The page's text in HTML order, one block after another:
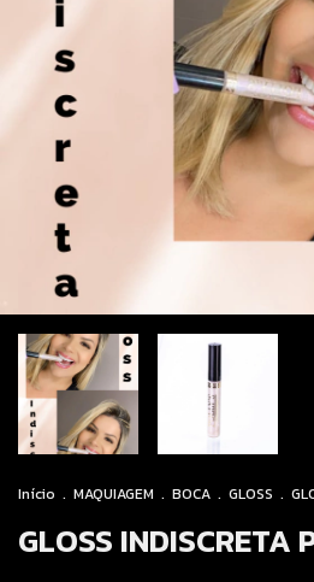
Início . MAQUIAGEM . BOCA . GLOSS .
GLOSS INDISCRETA